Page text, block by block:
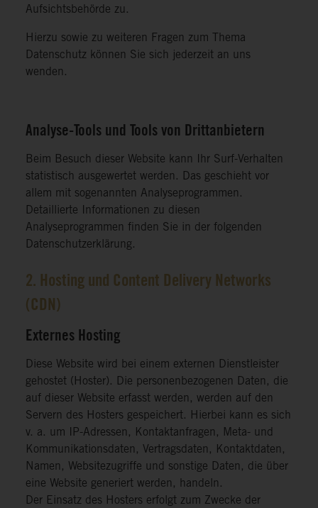
Aufsichtsbehörde zu.
Hierzu sowie zu weiteren Fragen zum Thema
Datenschutz können Sie sich jederzeit an uns
wenden.
Analyse-Tools und Tools von Drittanbietern
Beim Besuch dieser Website kann Ihr Surf-Verhalten
statistisch ausgewertet werden. Das geschieht vor
allem mit sogenannten Analyseprogrammen.
Detaillierte Informationen zu diesen
Analyseprogrammen finden Sie in der folgenden
Datenschutzerklärung.
2. Hosting und Content Delivery Networks
(CDN)
Externes Hosting
Diese Website wird bei einem externen Dienstleister
gehostet (Hoster). Die personenbezogenen Daten, die
auf dieser Website erfasst werden, werden auf den
Servern des Hosters gespeichert. Hierbei kann es sich
v. a. um IP-Adressen, Kontaktanfragen, Meta- und
Kommunikationsdaten, Vertragsdaten, Kontaktdaten,
Namen, Websitezugriffe und sonstige Daten, die über
eine Website generiert werden, handeln.
Der Einsatz des Hosters erfolgt zum Zwecke der